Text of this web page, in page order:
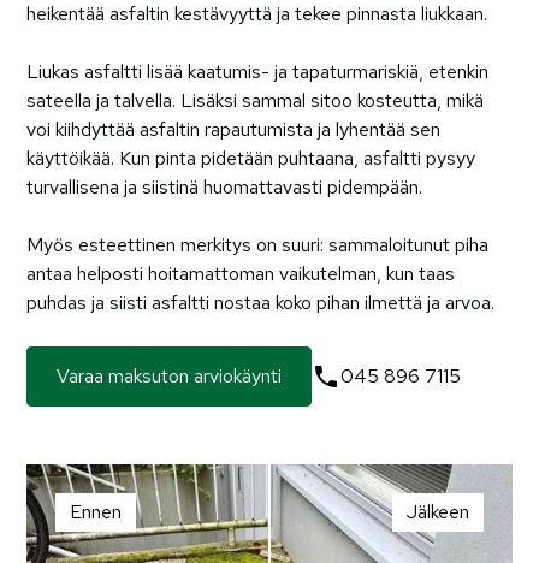
heikentää asfaltin kestävyyttä ja tekee pinnasta liukkaan.
Liukas asfaltti lisää kaatumis- ja tapaturmariskiä, etenkin
sateella ja talvella. Lisäksi sammal sitoo kosteutta, mikä
voi kiihdyttää asfaltin rapautumista ja lyhentää sen
käyttöikää. Kun pinta pidetään puhtaana, asfaltti pysyy
turvallisena ja siistinä huomattavasti pidempään.
Myös esteettinen merkitys on suuri: sammaloitunut piha
antaa helposti hoitamattoman vaikutelman, kun taas
puhdas ja siisti asfaltti nostaa koko pihan ilmettä ja arvoa.
Varaa maksuton arviokäynti 045 896 7115
Ennen Jälkeen